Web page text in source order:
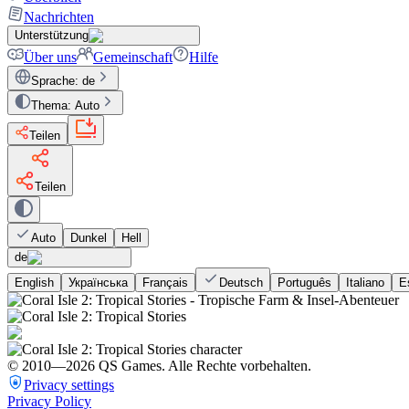
Nachrichten
Unterstützung
Über uns Gemeinschaft Hilfe
Sprache: de
Thema: Auto
Teilen
Teilen
Auto Dunkel
Hell
de
English
Українська Français Deutsch Português Italiano
© 2010—2026 QS Games. Alle Rechte vorbehalten.
Privacy settings
Privacy Policy